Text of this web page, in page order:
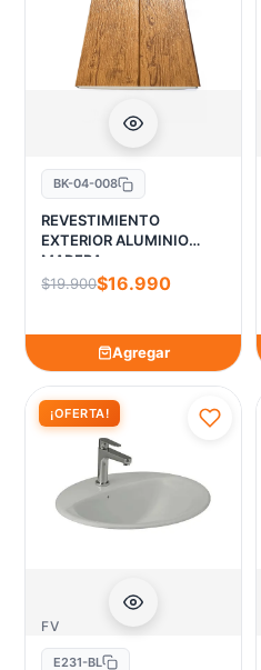
BK-04-008
REVESTIMIENTO
EXTERIOR ALUMINIO
MADERA
$19.900$16.990
Agregar
¡OFERTA!
FV
E231-BL